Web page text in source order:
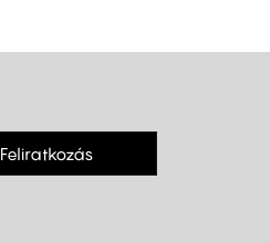
Feliratkozás